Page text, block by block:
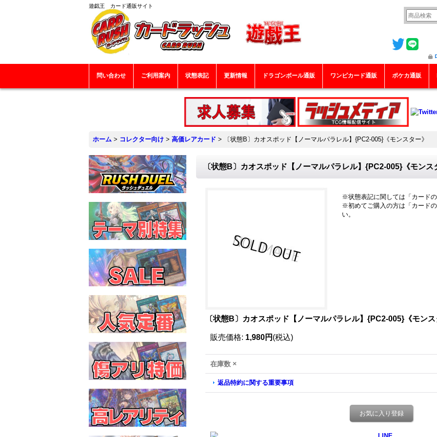
遊戯王 カード通販サイト
問い合わせ ご利用案内 状態表記 更新情報 ドラゴンボール通販 ワンピカード通販 ポケカ通販
ホーム > コレクター向け > 高価レアカード > 〔状態B〕カオスポッド【ノーマルパラレル】{PC2-005}《モンスター》
〔状態B〕カオスポッド【ノーマルパラレル】{PC2-005}《モンス
※状態表記に関しては「 カード
※初めてご購入の方は「 カード
い。
〔状態B〕カオスポッド【ノーマルパラレル】{PC2-005}《モン
販売価格: 1,980円 (税込)
在庫数 ×
返品特約に関する重要事項
お気に入り登録